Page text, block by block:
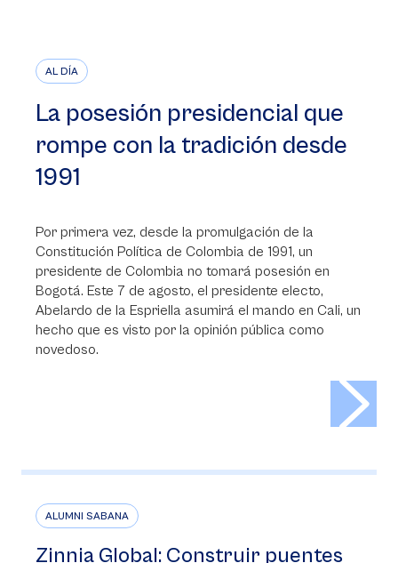
AL DÍA
La posesión presidencial que
rompe con la tradición desde
1991
Por primera vez, desde la promulgación de la
Constitución Política de Colombia de 1991, un
presidente de Colombia no tomará posesión en
Bogotá. Este 7 de agosto, el presidente electo,
Abelardo de la Espriella asumirá el mando en Cali, un
hecho que es visto por la opinión pública como
novedoso.
ALUMNI SABANA
Zinnia Global: Construir puentes